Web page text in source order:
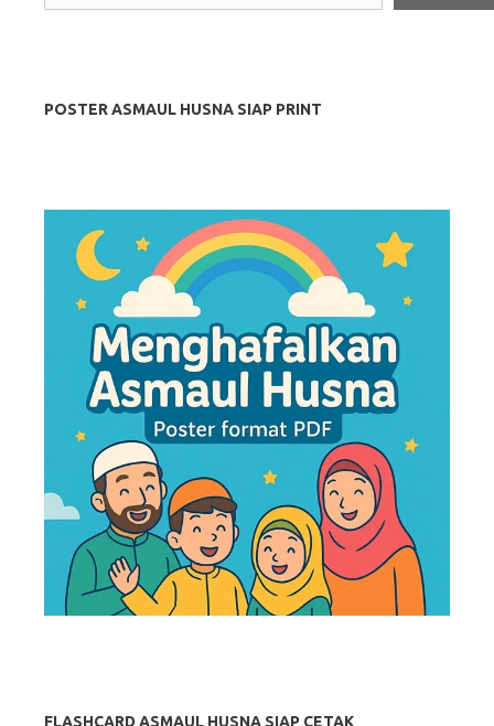
POSTER ASMAUL HUSNA SIAP PRINT
FLASHCARD ASMAUL HUSNA SIAP CETAK